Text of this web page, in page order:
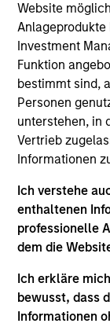
Website
Investment
Funktion
bestimmt sind,
Personen
unterstehen, in
Vertrieb
Informationen
Ich verstehe
enthaltenen
professionelle
dem die
Ich erkläre
bewusst, dass
Informationen
students and
years of
education
primary,
View Current
Investment
Morgan